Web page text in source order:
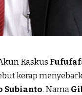
Kaskus
kerap
Subianto. Nama